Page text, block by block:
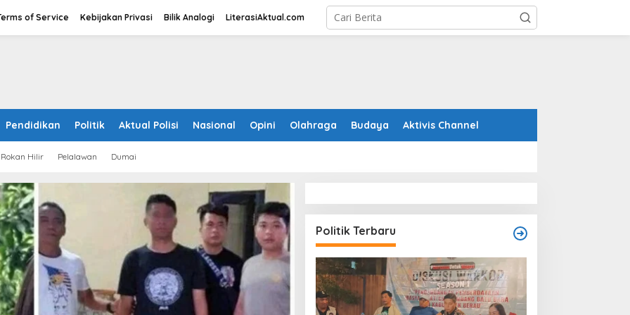
of Service Kebijakan Privasi Bilik Analogi LiterasiAktual.com
Pendidikan Politik Aktual Polisi Nasional Opini Olahraga Budaya Aktivis Channel
Rokan Hilir Pelalawan Dumai
Politik Terbaru